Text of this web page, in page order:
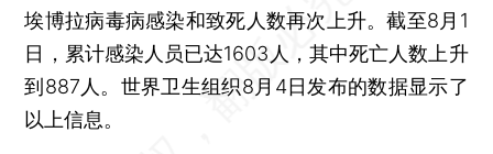
埃博拉病毒病感染和致死人数再次上升。截至8月1
日，累计感染人员已达1603人，其中死亡人数上升
到887人。世界卫生组织8月4日发布的数据显示了
以上信息。